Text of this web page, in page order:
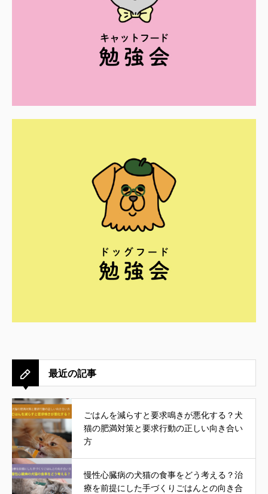
最近の記事
ごはんを減らすと要求鳴きが悪化する？犬
猫の肥満対策と要求行動の正しい向き合い
方
慢性心臓病の犬猫の食事をどう考える？治
療を前提にした手づくりごはんとの向き合